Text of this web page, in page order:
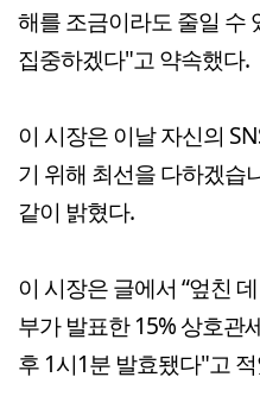
해를 조금이라도 줄일 수
집중하겠다"고 약속했다.
이 시장은 이날 자신의
기 위해 최선을 다하겠습
같이 밝혔다.
이 시장은 글에서 “엎친
부가 발표한 15% 상호관
후 1시1분 발효됐다"고